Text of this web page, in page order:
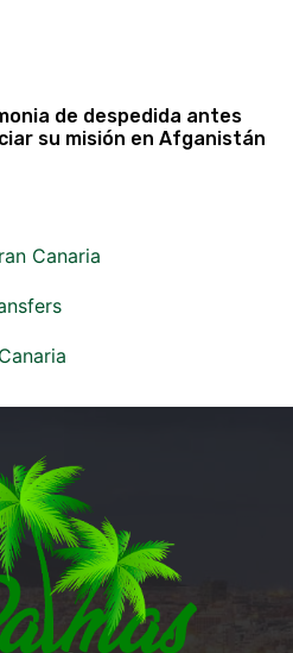
de despedida antes
su misión en Afganistán
Canaria